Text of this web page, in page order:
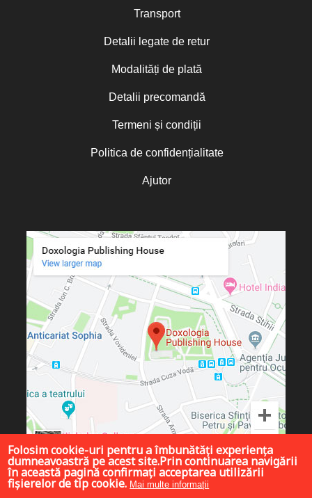
Transport
Detalii legate de retur
Modalități de plată
Detalii precomandă
Termeni și condiții
Politica de confidențialitate
Ajutor
Folosim cookie-uri pentru a îmbunătăți experiența
dumneavoastră pe acest site.Prin continuarea navigării
în această pagină confirmați acceptarea utilizării
fișierelor de tip cookie. Mai multe informații